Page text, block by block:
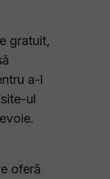
gratuit,
a-l
ul
oferă